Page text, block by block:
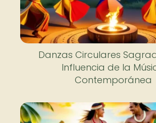
Danzas Circulares
Influencia de la
Contemporánea